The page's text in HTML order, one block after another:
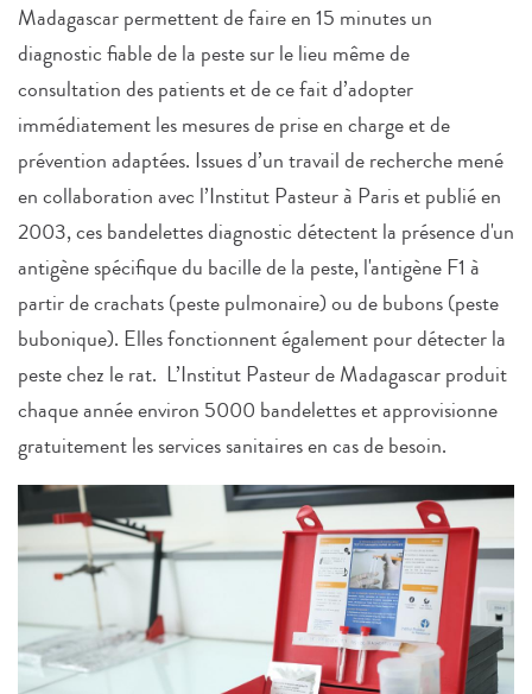
Madagascar permettent de faire en 15 minutes un
diagnostic fiable de la peste sur le lieu même de
consultation des patients et de ce fait d’adopter
immédiatement les mesures de prise en charge et de
prévention adaptées. Issues d’un travail de recherche mené
en collaboration avec l’Institut Pasteur à Paris et publié en
2003, ces bandelettes diagnostic détectent la présence d'un
antigène spécifique du bacille de la peste, l'antigène F1 à
partir de crachats (peste pulmonaire) ou de bubons (peste
bubonique). Elles fonctionnent également pour détecter la
peste chez le rat. L’Institut Pasteur de Madagascar produit
chaque année environ 5000 bandelettes et approvisionne
gratuitement les services sanitaires en cas de besoin.